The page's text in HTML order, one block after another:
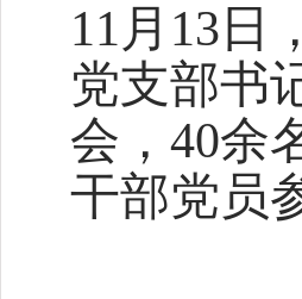
11 月 13 日
党支部书
会，40余
干部党员